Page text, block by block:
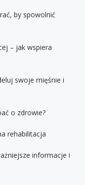
by spowolnić
– jak wspiera
swoje mięśnie i
o zdrowie?
rehabilitacja
informacje i